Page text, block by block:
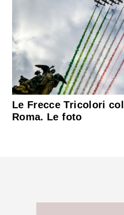
Le Frecce Tricolori
Roma. Le foto